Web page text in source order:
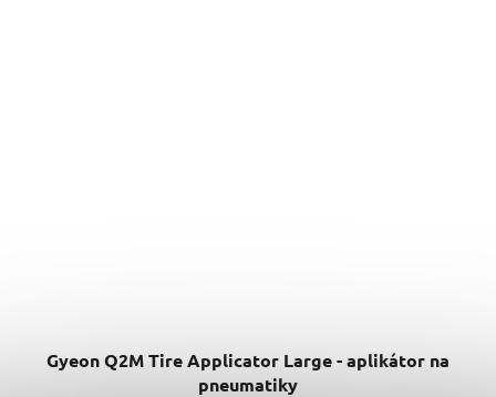
Gyeon Q2M Tire Applicator Large - aplikátor na
pneumatiky